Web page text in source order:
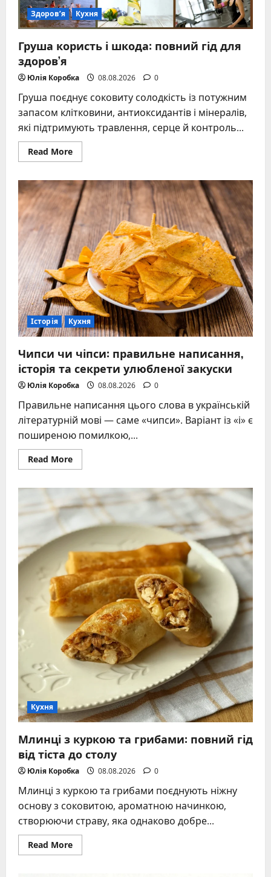
Здоров’я Кухня
Груша користь і шкода: повний гід для
здоров’я
Юлія Коробка 08.08.2026 0
Груша поєднує соковиту солодкість із потужним
запасом клітковини, антиоксидантів і мінералів,
які підтримують травлення, серце й контроль...
Read MoreRead
more
користь
і
шкода:
повний
гід
для
здоров’я
Історія Кухня
Чипси чи чіпси: правильне написання,
історія та секрети улюбленої закуски
Юлія Коробка 08.08.2026 0
Правильне написання цього слова в українській
літературній мові — саме «чипси». Варіант із «і» є
поширеною помилкою,...
Read MoreRead
more
чіпси:
правильне
написання,
історія
та
секрети
улюбленої
закуски
Кухня
Млинці з куркою та грибами: повний гід
від тіста до столу
Юлія Коробка 08.08.2026 0
Млинці з куркою та грибами поєднують ніжну
основу з соковитою, ароматною начинкою,
створюючи страву, яка однаково добре...
Read MoreRead
more